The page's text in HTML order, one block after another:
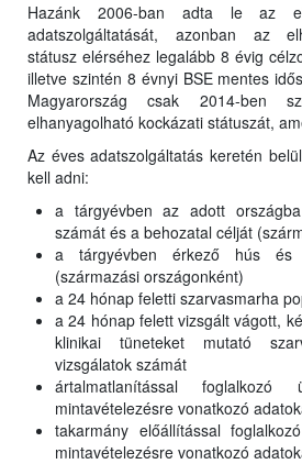
Hazánk 2006-ban adta le az
adatszolgáltatását, azonban az
státusz elérséhez legalább 8 évig
illetve szintén 8 évnyi BSE mentes
Magyarország csak 2014-ben
elhanyagolható kockázati státuszát,
Az éves adatszolgáltatás keretén
kell adni:
a tárgyévben az adott
számát és a behozatal célját
a tárgyévben érkező hús és
(származási országonként)
a 24 hónap feletti szarvasmarha
a 24 hónap felett vizsgált vágott,
klinikai tüneteket mutató
vizsgálatok számát
ártalmatlanítással foglalkozó
mintavételezésre vonatkozó
takarmány előállítással
mintavételezésre vonatkozó